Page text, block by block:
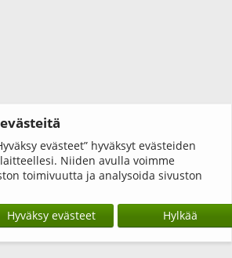
evästeet” hyväksyt evästeiden
Niiden avulla voimme
toimivuutta ja analysoida sivuston
Hyväksy evästeet Hylkää